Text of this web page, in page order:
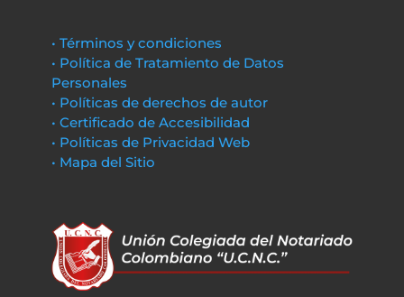
• Términos y condiciones
• Política de Tratamiento de Datos
Personales
• Políticas de derechos de autor
• Certificado de Accesibilidad
• Políticas de Privacidad Web
• Mapa del Sitio